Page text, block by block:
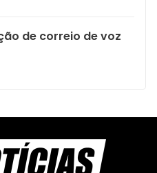
de correio de voz